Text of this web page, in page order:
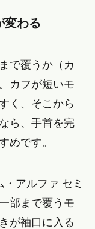
変わる
で覆うか（カ
カフが短いモ
く、そこから
ら、手首を完
めです。
アルファ セミ
部まで覆うモ
が袖口に入る